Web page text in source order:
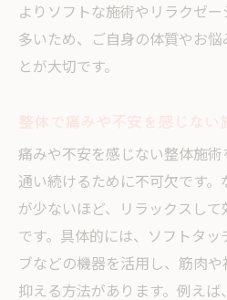
よりソフトな施術やリラクゼ
多いため、ご自身の体質やお
とが大切です。
痛みや不安を感じない整体施
通い続けるために不可欠です
が少ないほど、リラックスし
です。具体的には、ソフトタ
ブなどの機器を活用し、筋肉
抑える方法があります。例え